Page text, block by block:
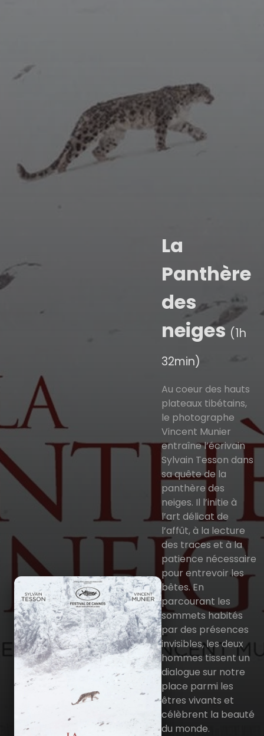
La
Panthère
des
neiges(1h
32min)
Au coeur des hauts
plateaux tibétains,
le photographe
Vincent Munier
entraîne l’écrivain
Sylvain Tesson dans
sa quête de la
panthère des
neiges. Il l’initie à
l’art délicat de
l’affût, à la lecture
des traces et à la
patience nécessaire
pour entrevoir les
bêtes. En
parcourant les
sommets habités
par des présences
invisibles, les deux
hommes tissent un
dialogue sur notre
place parmi les
êtres vivants et
célèbrent la beauté
du monde.